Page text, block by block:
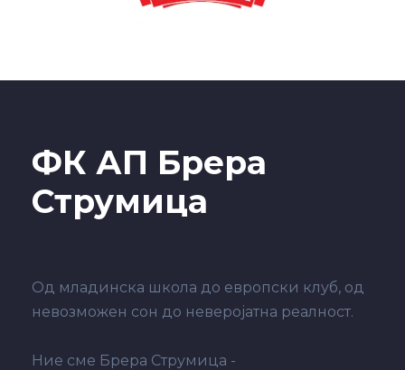
ФК АП Брера
Струмица
Од младинска школа до европски клуб, од
невозможен сон до неверојатна реалност.
Ние сме Брера Струмица -